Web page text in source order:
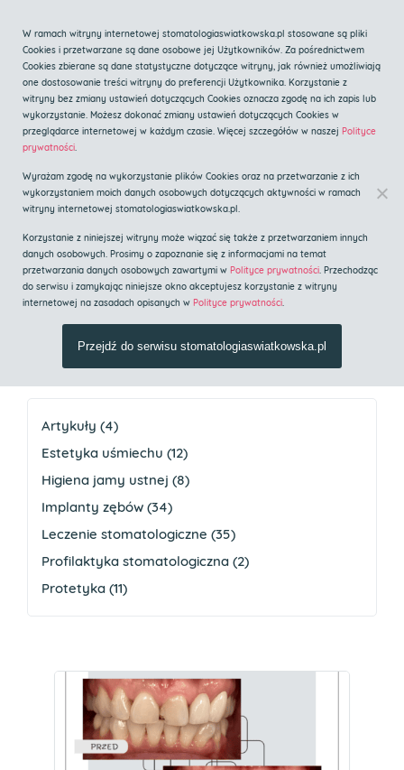
Zadzwoń
Implanty Kraków
Strona główna»Blog
Blog
Artykuły (4)
Estetyka uśmiechu (12)
Higiena jamy ustnej (8)
Implanty zębów (34)
Leczenie stomatologiczne (35)
Profilaktyka stomatologiczna (2)
Protetyka (11)
W ramach witryny internetowej stomatologiaswiatkowska.pl stosowane są pliki
Cookies i przetwarzane są dane osobowe jej Użytkowników. Za pośrednictwem
Cookies zbierane są dane statystyczne dotyczące witryny, jak również umożliwiają
one dostosowanie treści witryny do preferencji Użytkownika. Korzystanie z
witryny bez zmiany ustawień dotyczących Cookies oznacza zgodę na ich zapis lub
wykorzystanie. Możesz dokonać zmiany ustawień dotyczących Cookies w
przeglądarce internetowej w każdym czasie. Więcej szczegółów w naszej Polityce
prywatności.
Wyrażam zgodę na wykorzystanie plików Cookies oraz na przetwarzanie z ich
wykorzystaniem moich danych osobowych dotyczących aktywności w ramach
witryny internetowej stomatologiaswiatkowska.pl.
Korzystanie z niniejszej witryny może wiązać się także z przetwarzaniem innych
danych osobowych. Prosimy o zapoznanie się z informacjami na temat
przetwarzania danych osobowych zawartymi w Polityce prywatności. Przechodząc
do serwisu i zamykając niniejsze okno akceptujesz korzystanie z witryny
internetowej na zasadach opisanych w Polityce prywatności.
Przejdź do serwisu stomatologiaswiatkowska.pl